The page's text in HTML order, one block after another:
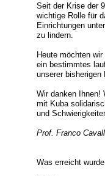
Seit der Krise der
wichtige Rolle für
Einrichtungen
zu lindern.
Heute möchten
ein bestimmtes
unserer bisherigen
Wir danken Ihnen!
mit Kuba
und
Prof. Franco
Was erreicht